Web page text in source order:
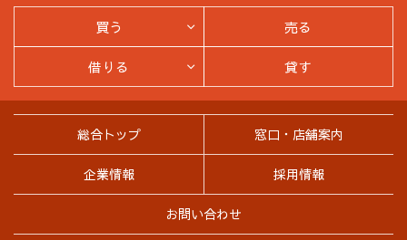
総合トップ 窓口・店舗案内
企業情報 採用情報
お問い合わせ
買う
売る
借りる
貸す